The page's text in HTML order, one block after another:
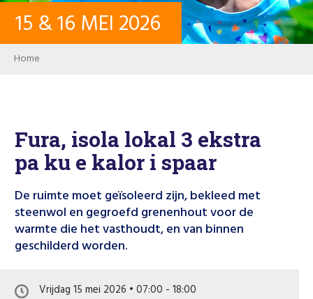
CONTACT
WACHTWOORD
15 &16 MEI 2026
Breadcrumb
Home
Fura, isola lokal 3 ekstra
pa ku e kalor i spaar
De ruimte moet geïsoleerd zijn, bekleed met
steenwol en gegroefd grenenhout voor de
warmte die het vasthoudt, en van binnen
geschilderd worden.
Vrijdag 15 mei 2026 • 07:00 - 18:00